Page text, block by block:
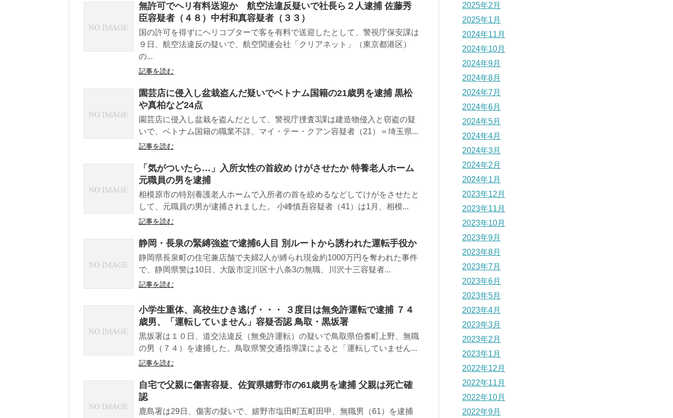
無許可でヘリ有料送迎か 航空法違反疑いで社長ら２人逮捕 佐藤秀
臣容疑者（４８）中村和真容疑者（３３）
国の許可を得ずにヘリコプターで客を有料で送迎したとして、警視庁保安課は
９日、航空法違反の疑いで、航空関連会社「クリアネット」（東京都港区）
の...
記事を読む
園芸店に侵入し盆栽盗んだ疑いでベトナム国籍の21歳男を逮捕 黒松
や真柏など24点
園芸店に侵入し盆栽を盗んだとして、警視庁捜査3課は建造物侵入と窃盗の疑
いで、ベトナム国籍の職業不詳、マイ・テー・クアン容疑者（21）＝埼玉県...
記事を読む
「気がついたら…」入所女性の首絞め けがさせたか 特養老人ホーム
元職員の男を逮捕
相模原市の特別養護老人ホームで入所者の首を絞めるなどしてけがをさせたと
して、元職員の男が逮捕されました。 小峰慎吾容疑者（41）は1月、相模...
記事を読む
静岡・長泉の緊縛強盗で逮捕6人目 別ルートから誘われた運転手役か
静岡県長泉町の住宅兼店舗で夫婦2人が縛られ現金約1000万円を奪われた事件
で、静岡県警は10日、大阪市淀川区十八条3の無職、川沢十三容疑者...
記事を読む
小学生重体、高校生ひき逃げ・・・ ３度目は無免許運転で逮捕 ７４
歳男、「運転していません」容疑否認 鳥取・黒坂署
黒坂署は１０日、道交法違反（無免許運転）の疑いで鳥取県伯耆町上野、無職
の男（７４）を逮捕した。鳥取県警交通指導課によると「運転していません...
記事を読む
自宅で父親に傷害容疑、佐賀県嬉野市の61歳男を逮捕 父親は死亡確
認
鹿島署は29日、傷害の疑いで、嬉野市塩田町五町田甲、無職男（61）を逮捕
2025年2月
2025年1月
2024年11月
2024年10月
2024年9月
2024年8月
2024年7月
2024年6月
2024年5月
2024年4月
2024年3月
2024年2月
2024年1月
2023年12月
2023年11月
2023年10月
2023年9月
2023年8月
2023年7月
2023年6月
2023年5月
2023年4月
2023年3月
2023年2月
2023年1月
2022年12月
2022年11月
2022年10月
2022年9月